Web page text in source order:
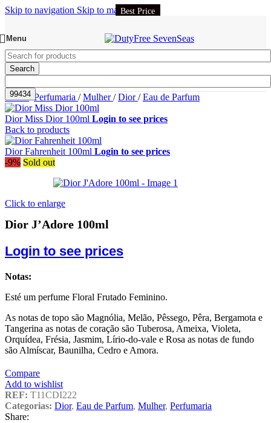
Skip to navigation Skip to main content
Menu
Search
Início/ Perfumaria / Mulher/ Dior/ Eau de Parfum
Dior Miss Dior 100ml Login to see prices
Back to products
Dior Fahrenheit 100ml Login to see prices
-9% Sold out
Best Price
Click to enlarge
Dior J’Adore 100ml
Login to see prices
Notas:
Esté um perfume Floral Frutado Feminino.
As notas de topo são Magnólia, Melão, Pêssego, Pêra, Bergamota e
Tangerina as notas de coração são Tuberosa, Ameixa, Violeta,
Orquídea, Frésia, Jasmim, Lírio-do-vale e Rosa as notas de fundo
são Almíscar, Baunilha, Cedro e Amora.
Compare
Add to wishlist
REF: T11CDI222
Categorias: Dior, Eau de Parfum, Mulher, Perfumaria
Share: